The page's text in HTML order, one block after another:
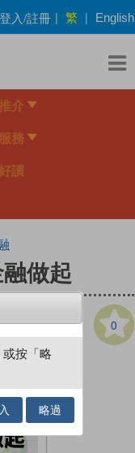
登入/註冊 | 繁 | English
介
務
讀
做起
0
按「略
略過